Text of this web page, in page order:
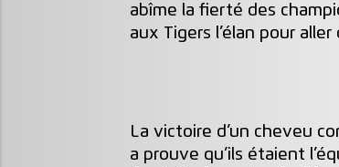
abîme la fierté des
aux Tigers l’élan pour
La victoire d’un cheveu
a prouve qu’ils étaient